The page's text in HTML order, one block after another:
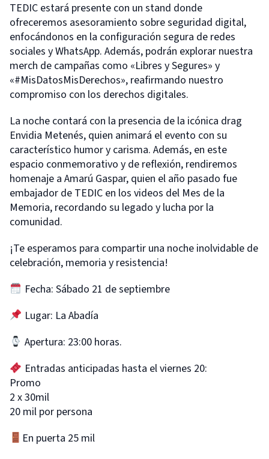
TEDIC estará presente con un stand donde
ofreceremos asesoramiento sobre seguridad digital,
enfocándonos en la configuración segura de redes
sociales y WhatsApp. Además, podrán explorar nuestra
merch de campañas como «Libres y Segures» y
«#MisDatosMisDerechos», reafirmando nuestro
compromiso con los derechos digitales.
La noche contará con la presencia de la icónica drag
Envidia Metenés, quien animará el evento con su
característico humor y carisma. Además, en este
espacio conmemorativo y de reflexión, rendiremos
homenaje a Amarú Gaspar, quien el año pasado fue
embajador de TEDIC en los videos del Mes de la
Memoria, recordando su legado y lucha por la
comunidad.
¡Te esperamos para compartir una noche inolvidable de
celebración, memoria y resistencia!
Fecha: Sábado 21 de septiembre
Lugar: La Abadía
Apertura: 23:00 horas.
Entradas anticipadas hasta el viernes 20:
Promo
2 x 30mil
20 mil por persona
En puerta 25 mil